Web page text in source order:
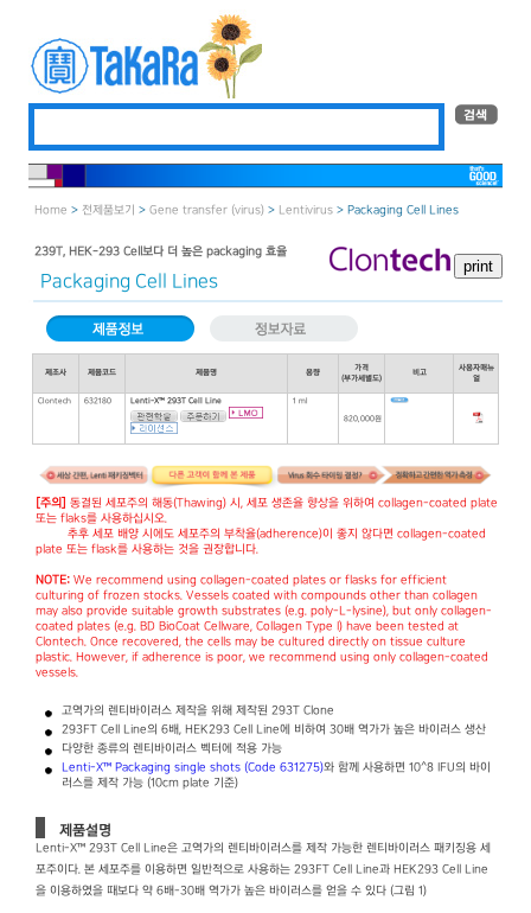
Home > 전제품보기 > Gene transfer (virus) > Lentivirus > Packaging Cell Lines
239T, HEK-293 Cell보다 더 높은 packaging 효율
Packaging Cell Lines
제조사 제품코드 제품명 용량
가격
(부가세별도)
비고
사용자매뉴
얼
Clontech 632180 Lenti-X™ 293T Cell Line 1 ml
820,000원
[주의]
동결된 세포주의 해동(Thawing) 시, 세포 생존율 향상을 위하여 collagen-coated plate
또는 flaks를 사용하십시오.
추후 세포 배양 시에도 세포주의 부착율(adherence)이 좋지 않다면 collagen-coated
plate 또는 flask를 사용하는 것을 권장합니다.
NOTE: We recommend using collagen-coated plates or flasks for efficient
culturing of frozen stocks. Vessels coated with compounds other than collagen
may also provide suitable growth substrates (e.g. poly-L-lysine), but only collagen-
coated plates (e.g. BD BioCoat Cellware, Collagen Type I) have been tested at
Clontech. Once recovered, the cells may be cultured directly on tissue culture
plastic. However, if adherence is poor, we recommend using only collagen-coated
vessels.
고역가의 렌티바이러스 제작을 위해 제작된 293T Clone
293FT Cell Line의 6배, HEK293 Cell Line에 비하여 30배 역가가 높은 바이러스 생산
다양한 종류의 렌티바이러스 벡터에 적용 가능
Lenti-X™ Packaging single shots (Code 631275)와 함께 사용하면 10^8 IFU의 바이
러스를 제작 가능 (10cm plate 기준)
제품설명
Lenti-X™ 293T Cell Line은 고역가의 렌티바이러스를 제작 가능한 렌티바이러스 패키징용 세
포주이다. 본 세포주를 이용하면 일반적으로 사용하는 293FT Cell Line과 HEK293 Cell Line
을 이용하였을 때보다 약 6배-30배 역가가 높은 바이러스를 얻을 수 있다 (그림 1)